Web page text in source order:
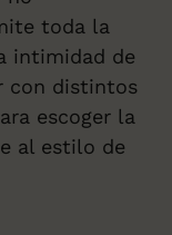
toda la
intimidad de
con distintos
escoger la
al estilo de